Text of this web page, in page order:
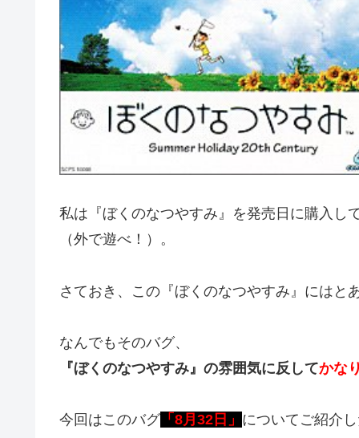
私は『ぼくのなつやすみ』を発売日に購入し
（外で遊べ！）。
さておき、この『ぼくのなつやすみ』にはと
なんでもそのバグ、
『ぼくのなつやすみ』の雰囲気に反してかな
今回はこのバグ 「8月32日」 についてご紹介